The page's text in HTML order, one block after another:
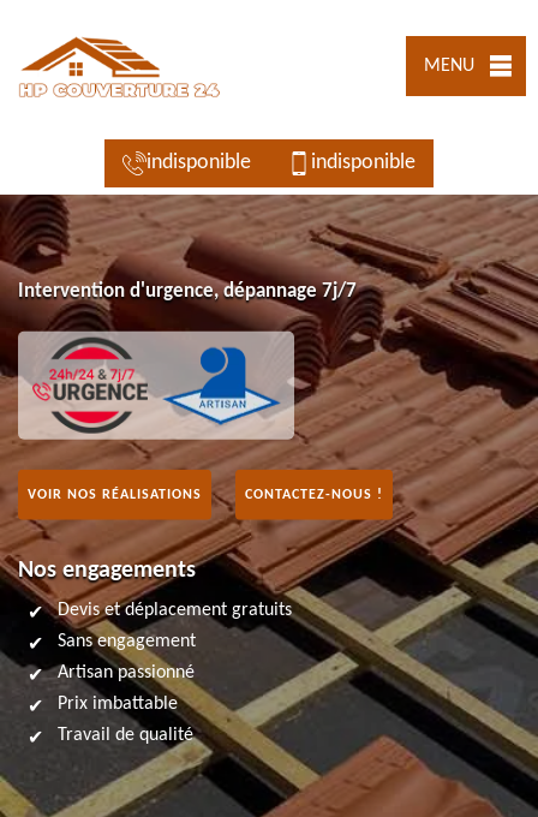
MENU
indisponible indisponible
Intervention d'urgence, dépannage 7j/7
VOIR NOS RÉALISATIONS CONTACTEZ-NOUS !
Nos engagements
Devis et déplacement gratuits
Sans engagement
Artisan passionné
Prix imbattable
Travail de qualité